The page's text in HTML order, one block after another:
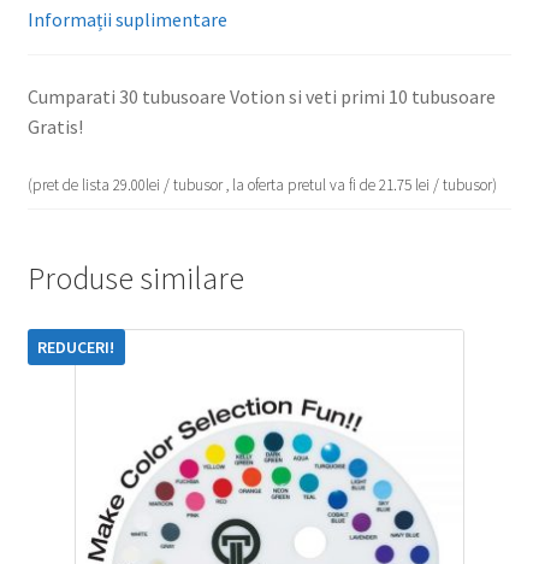
Informații suplimentare
Cumparati 30 tubusoare Votion si veti primi 10 tubusoare
Gratis!
(pret de lista 29.00lei / tubusor , la oferta pretul va fi de 21.75 lei / tubusor)
Produse similare
REDUCERI!